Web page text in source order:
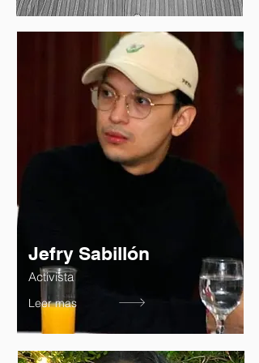
Jefry Sabillón
Leer mas
Activista